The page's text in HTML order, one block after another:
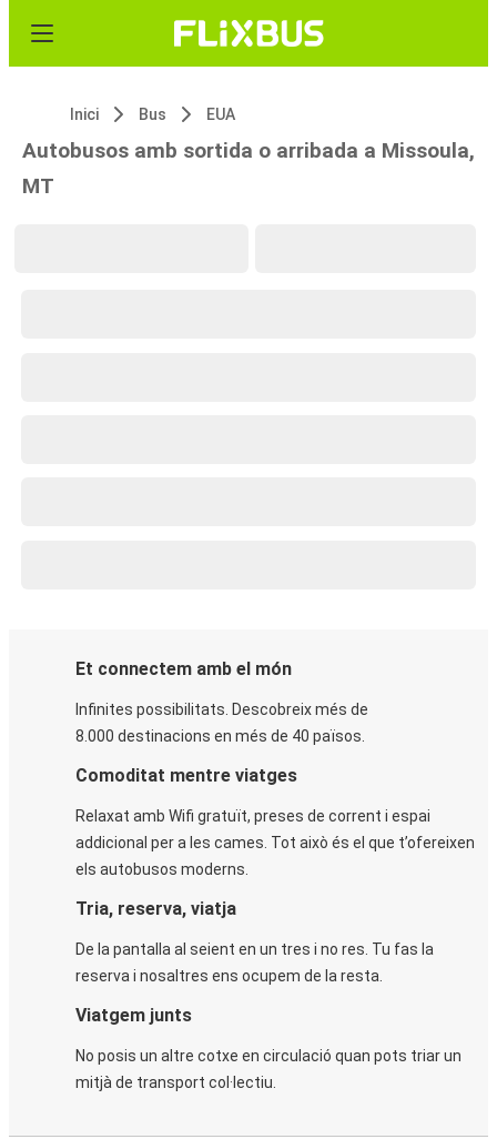
Inici Bus EUA
Autobusos amb sortida o arribada a Missoula,
MT
Et connectem amb el món
Infinites possibilitats. Descobreix més de
8.000 destinacions en més de 40 països.
Comoditat mentre viatges
Relaxat amb Wifi gratuït, preses de corrent i espai
addicional per a les cames. Tot això és el que t’ofereixen
els autobusos moderns.
Tria, reserva, viatja
De la pantalla al seient en un tres i no res. Tu fas la
reserva i nosaltres ens ocupem de la resta.
Viatgem junts
No posis un altre cotxe en circulació quan pots triar un
mitjà de transport col·lectiu.